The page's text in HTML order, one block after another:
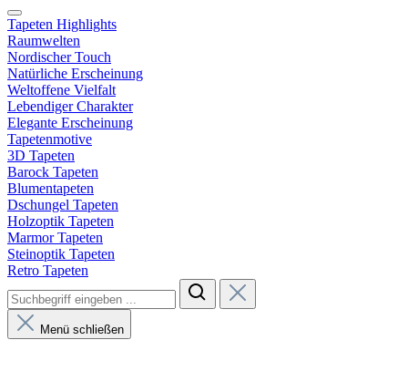
Tapeten Highlights
Raumwelten
Nordischer Touch
Natürliche Erscheinung
Weltoffene Vielfalt
Lebendiger Charakter
Elegante Erscheinung
Tapetenmotive
3D Tapeten
Barock Tapeten
Blumentapeten
Dschungel Tapeten
Holzoptik Tapeten
Marmor Tapeten
Steinoptik Tapeten
Retro Tapeten
Menü schließen